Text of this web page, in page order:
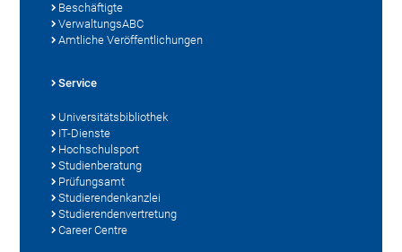
Beschäftigte
VerwaltungsABC
Amtliche Veröffentlichungen
Service
Universitätsbibliothek
IT-Dienste
Hochschulsport
Studienberatung
Prüfungsamt
Studierendenkanzlei
Studierendenvertretung
Career Centre